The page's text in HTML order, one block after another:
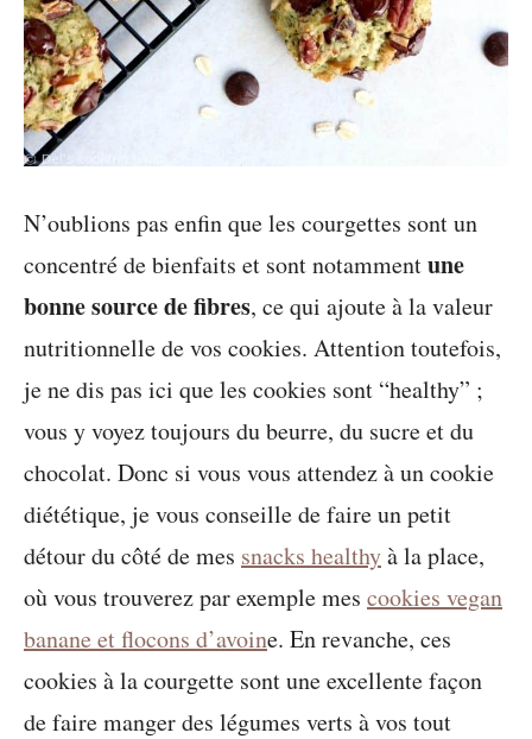
N’oublions pas enfin que les courgettes sont un
concentré de bienfaits et sont notammentune
bonne source de fibres, ce qui ajoute à la valeur
nutritionnelle de vos cookies. Attention toutefois,
je ne dis pas ici que les cookies sont “healthy” ;
vous y voyez toujours du beurre, du sucre et du
chocolat. Donc si vous vous attendez à un cookie
diététique, je vous conseille de faire un petit
détour du côté de mes snacks healthyà la place,
où vous trouverez par exemple mes cookies vegan
banane et flocons d’avoine. En revanche, ces
cookies à la courgette sont une excellente façon
de faire manger des légumes verts à vos tout